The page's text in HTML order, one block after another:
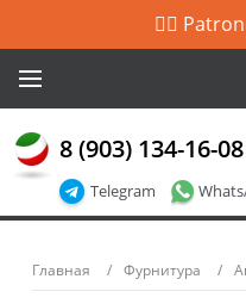
🙋‍♀️
Telegram
8 (903) 134-16-08
Главная Фурнитура